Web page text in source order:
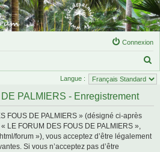
Connexion
e
Langue :
PALMIERS - Enregistrement
FOUS DE PALMIERS » (désigné ci-après
LE FORUM DES FOUS DE PALMIERS »,
forum »), vous acceptez d’être légalement
Si vous n’acceptez pas d’être